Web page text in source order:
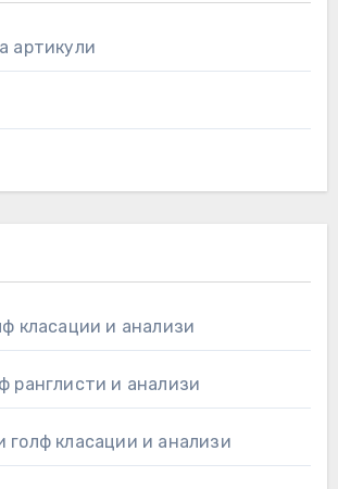
артикули
класации и анализи
ранглисти и анализи
голф класации и анализи